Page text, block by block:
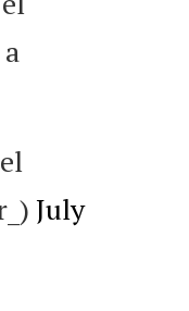
July